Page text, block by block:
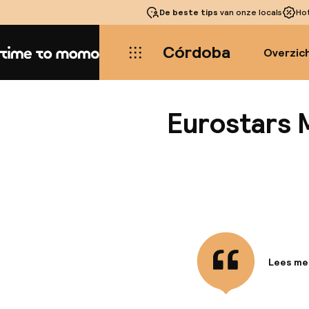
De beste tips van onze locals
Home Córdoba
Eurostars
Lees